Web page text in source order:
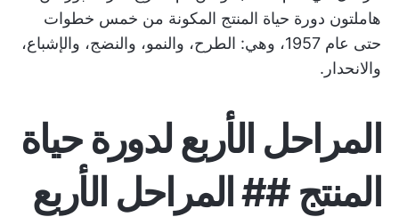
هاملتون دورة حياة المنتج المكونة من خمس خطوات
حتى عام 1957، وهي: الطرح، والنمو، والنضج، والإشباع،
والانحدار.
المراحل الأربع لدورة حياة
المنتج ## المراحل الأربع